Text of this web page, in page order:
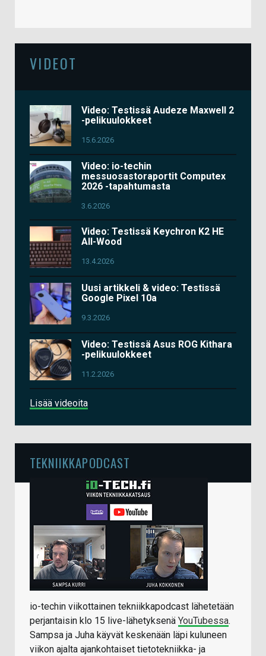
VIDEOT
Video: Testissä Audeze Maxwell 2
-pelikuulokkeet
15.6.2026
Video: io-techin
messuosastoraportit Computex
2026 -tapahtumasta
3.6.2026
Video: Testissä Keychron K2 HE
All-Wood
13.4.2026
Uusi artikkeli & video: Testissä
Google Pixel 10a
9.3.2026
Video: Testissä Asus ROG Kithara
-pelikuulokkeet
11.2.2026
Lisää videoita
TEKNIIKKAPODCAST
io-techin viikottainen tekniikkapodcast lähetetään
perjantaisin klo 15 live-lähetyksenä YouTubessa.
Sampsa ja Juha käyvät keskenään läpi kuluneen
viikon ajalta ajankohtaiset tietotekniikka- ja